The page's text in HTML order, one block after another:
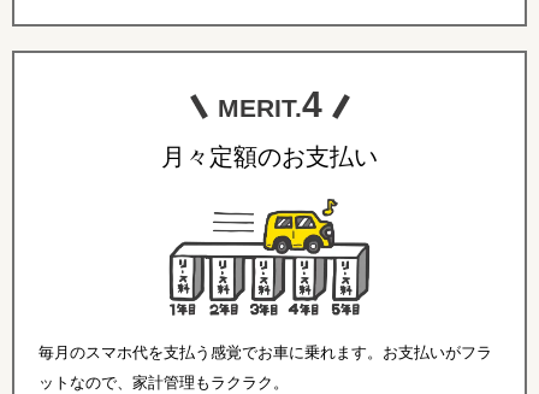
MERIT.4
月々定額のお支払い
毎月のスマホ代を支払う感覚でお車に乗れます。お支払いがフラ
ットなので、家計管理もラクラク。